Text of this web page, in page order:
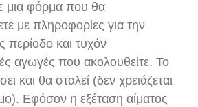
μια φόρμα που θα
με πληροφορίες για την
περίοδο και τυχόν
αγωγές που ακολουθείτε. Το
και θα σταλεί (δεν χρειάζεται
Εφόσον η εξέταση αίματος